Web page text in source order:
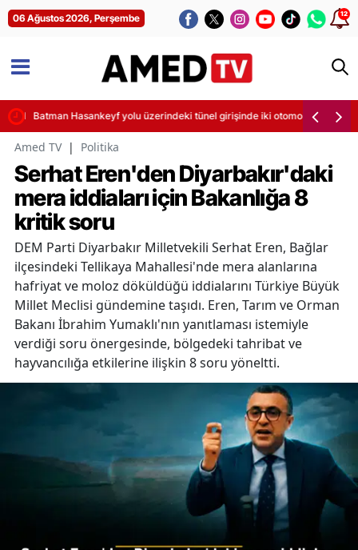
06 Ağustos 2026, Perşembe 12
başladı
Batman Hasankeyf yolu üzerindeki tünel girişinde iki otomobil çarpıştı
Amed TV | Politika
Serhat Eren'den Diyarbakır'daki
mera iddiaları için Bakanlığa 8
kritik soru
DEM Parti Diyarbakır Milletvekili Serhat Eren, Bağlar
ilçesindeki Tellikaya Mahallesi'nde mera alanlarına
hafriyat ve moloz döküldüğü iddialarını Türkiye Büyük
Millet Meclisi gündemine taşıdı. Eren, Tarım ve Orman
Bakanı İbrahim Yumaklı'nın yanıtlaması istemiyle
verdiği soru önergesinde, bölgedeki tahribat ve
hayvancılığa etkilerine ilişkin 8 soru yöneltti.